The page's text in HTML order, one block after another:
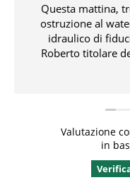
Questa mattina,
ostruzione al
idraulico di
Roberto titolare
pomeriggio, il
risolvevano l'
conoscenza
soluzioni.
Grazie x aver
Valutazione
in